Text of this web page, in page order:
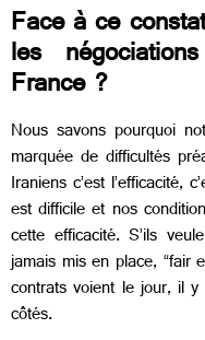
Face à ce
les
France ?
Nous savons pourquoi
marquée de difficultés
Iraniens c’est l’efficacité,
est difficile et nos
cette efficacité. S’ils
jamais mis en place, “fair
contrats voient le jour, il
côtés.